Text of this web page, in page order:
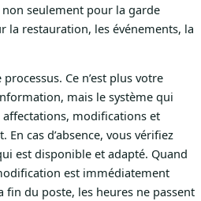
seulement pour la garde
la restauration, les événements, la
Ce n’est plus votre
mais le système qui
modifications et
cas d’absence, vous vérifiez
est disponible et adapté. Quand
est immédiatement
fin du poste, les heures ne passent